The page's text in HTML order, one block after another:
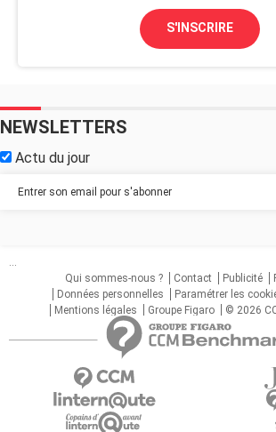
S'INSCRIRE
NEWSLETTERS
Actu du jour
...
Qui sommes-nous ?
Contact Publicité
Données personnelles
Paramétrer les
Mentions légales
Groupe Figaro © 2026